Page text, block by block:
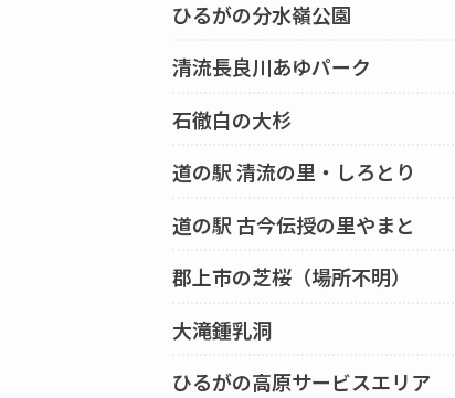
ひるがの分水嶺公園
清流長良川あゆパーク
石徹白の大杉
道の駅 清流の里・しろとり
道の駅 古今伝授の里やまと
郡上市の芝桜（場所不明）
大滝鍾乳洞
ひるがの高原サービスエリア